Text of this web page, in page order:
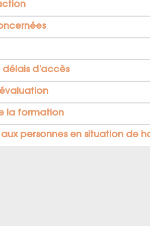
d’accès
la formation
personnes en situation de